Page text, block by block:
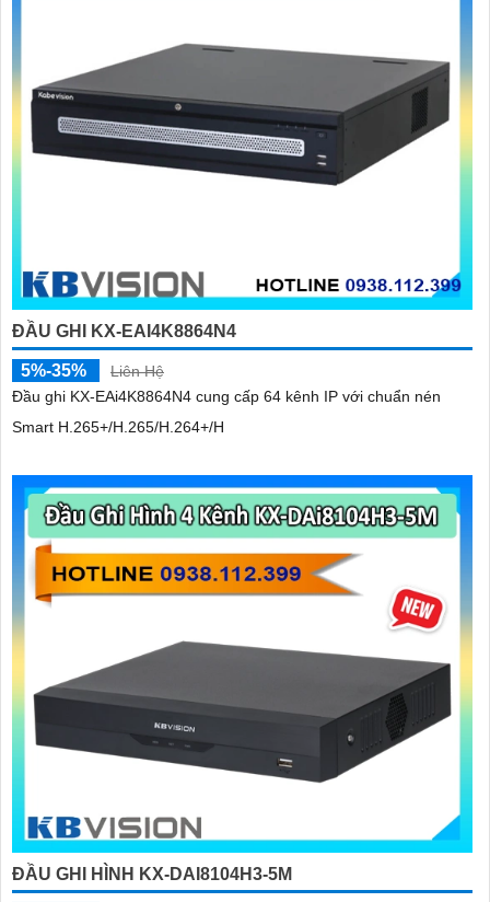
ĐẦU GHI KX-EAI4K8864N4
5%-35%
Liên Hệ
Đầu ghi KX-EAi4K8864N4 cung cấp 64 kênh IP với chuẩn nén
Smart H.265+/H.265/H.264+/H
ĐẦU GHI HÌNH KX-DAI8104H3-5M